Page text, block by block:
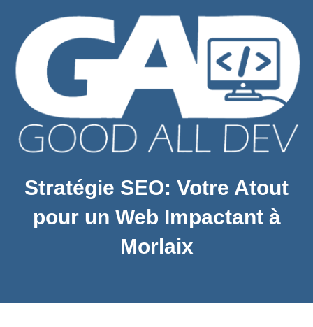
Stratégie SEO: Votre Atout
pour un Web Impactant à
Morlaix